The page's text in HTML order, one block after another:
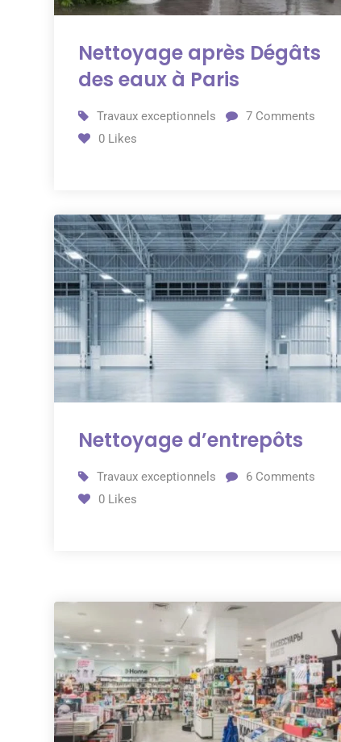
Nettoyage après Dégâts
des eaux à Paris
Travaux exceptionnels 7 Comments
0 Likes
Nettoyage d’entrepôts
Travaux exceptionnels 6 Comments
0 Likes